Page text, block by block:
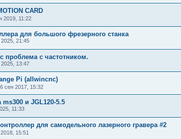
CARD
2019, 11:22
для большого фрезерного станка
21:45
проблема с частотником.
13:47
Pi (allwincnc)
сен 2017, 15:32
и JGL120-5.5
11:33
для самодельного лазерного гравера #2
15:51